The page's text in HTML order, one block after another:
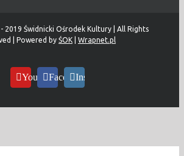
2019 Świdnicki Ośrodek Kultury | All Rights
| Powered by ŚOK Wrapnet.pl
YouTubeFacebookInstagram